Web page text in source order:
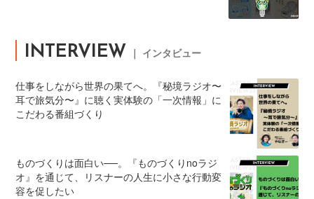
INTERVIEW ｜ インタビュー
仕事をしながら世界の果てへ。『秘境ラジオ〜
耳で旅気分〜』に聴く実体験の「一次情報」に
こだわる番組づくり
ものづくりは面白い──。『ものづくりnoラジ
オ』を通じて、リスナーの人生に小さな行動変
容を促したい